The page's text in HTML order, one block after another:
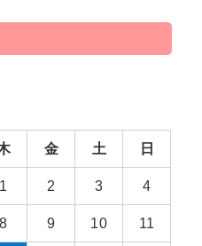
金 土 日
1 2 3 4
8 9 10 11